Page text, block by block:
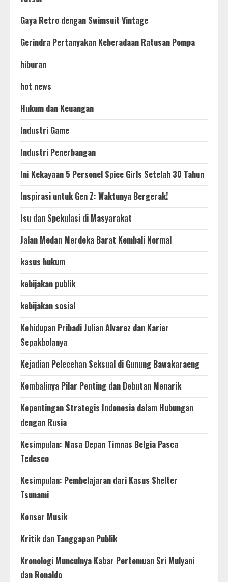
Gaya Retro dengan Swimsuit Vintage
Gerindra Pertanyakan Keberadaan Ratusan Pompa
hiburan
hot news
Hukum dan Keuangan
Industri Game
Industri Penerbangan
Ini Kekayaan 5 Personel Spice Girls Setelah 30 Tahun
Inspirasi untuk Gen Z: Waktunya Bergerak!
Isu dan Spekulasi di Masyarakat
Jalan Medan Merdeka Barat Kembali Normal
kasus hukum
kebijakan publik
kebijakan sosial
Kehidupan Pribadi Julian Alvarez dan Karier
Sepakbolanya
Kejadian Pelecehan Seksual di Gunung Bawakaraeng
Kembalinya Pilar Penting dan Debutan Menarik
Kepentingan Strategis Indonesia dalam Hubungan
dengan Rusia
Kesimpulan: Masa Depan Timnas Belgia Pasca
Tedesco
Kesimpulan: Pembelajaran dari Kasus Shelter
Tsunami
Konser Musik
Kritik dan Tanggapan Publik
Kronologi Munculnya Kabar Pertemuan Sri Mulyani
dan Ronaldo